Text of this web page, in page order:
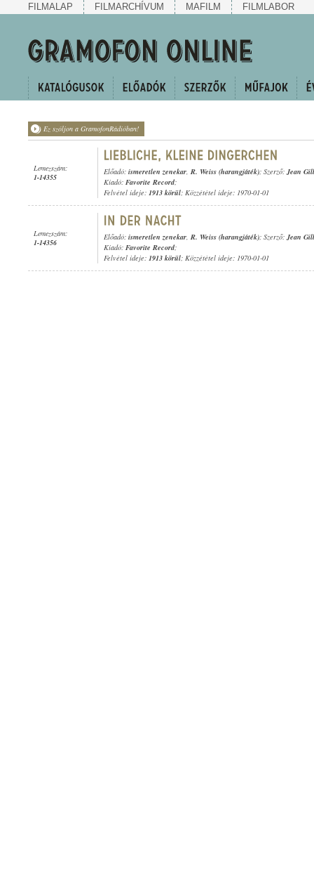
FILMALAP FILMARCHÍVUM MAFILM FILMLABOR
Ez szóljon a GramofonRádióban!
Lemezszám:
1-14355
Előadó: ismeretlen zenekar, R. Weiss (harangjáték); Szerző:Jean
Kiadó: Favorite Record;
Felvétel ideje: 1913 körül; Közzététel ideje: 1970-01-01
Lemezszám:
1-14356
Előadó: ismeretlen zenekar, R. Weiss (harangjáték); Szerző:Jean
Kiadó: Favorite Record;
Felvétel ideje: 1913 körül; Közzététel ideje: 1970-01-01